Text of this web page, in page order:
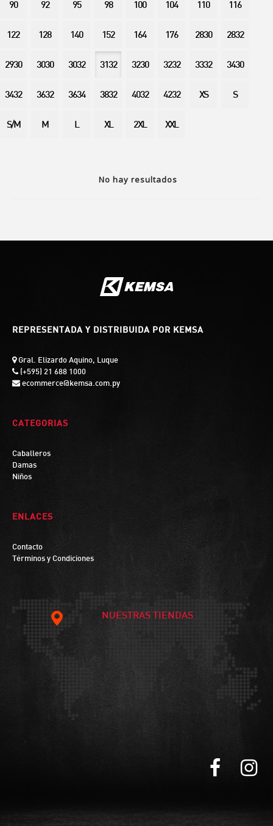
No hay resultados
90 92 95 98 100 104 110 116
122 128 140 152 164 176 2830 2832
2930 3030 3032 3132 3230 3232 3332 3430
3432 3632 3634 3832 4032 4232 XS S
S/M M L XL 2XL XXL
REPRESENTADA Y DISTRIBUIDA POR KEMSA
Gral. Elizardo Aquino, Luque
(+595) 21 688 1000
ecommerce@kemsa.com.py
CATEGORIAS
Caballeros
Damas
Niños
ENLACES
Contacto
Términos y Condiciones
NUESTRAS TIENDAS